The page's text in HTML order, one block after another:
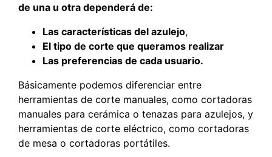
de una u otra dependerá de:
Las características del azulejo,
El tipo de corte que queramos realizar
Las preferencias de cada usuario.
Básicamente podemos diferenciar entre
herramientas de corte manuales, como cortadoras
manuales para cerámica o tenazas para azulejos, y
herramientas de corte eléctrico, como cortadoras
de mesa o cortadoras portátiles.